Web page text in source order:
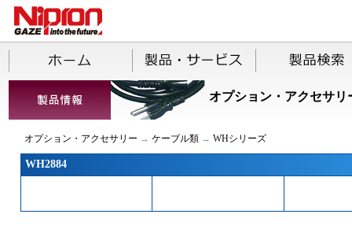
オプション・アクセサリ
オプション・アクセサリー → ケーブル類→ WHシリーズ
WH2884